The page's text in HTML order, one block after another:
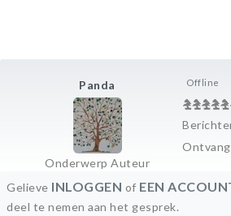
Panda
Onderwerp Auteur
Offline
Gelieve INLOGGEN of EEN
deel te nemen aan het gesprek.